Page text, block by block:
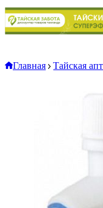
Главная Тайская